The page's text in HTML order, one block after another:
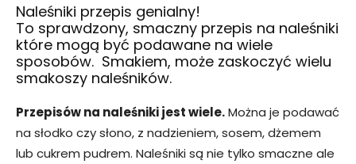
Naleśniki przepis genialny!
To sprawdzony, smaczny przepis na naleśniki
które mogą być podawane na wiele
sposobów. Smakiem, może zaskoczyć wielu
smakoszy naleśników.
Przepisów na naleśniki jest wiele.Można je podawać
na słodko czy słono, z nadzieniem, sosem, dżemem
lub cukrem pudrem. Naleśniki są nie tylko smaczne ale